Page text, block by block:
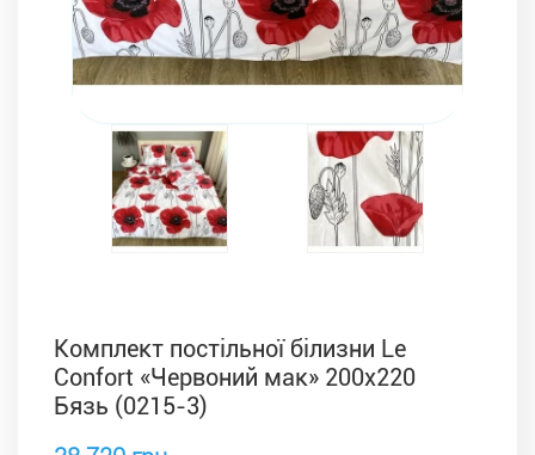
Комплект постільної білизни Le
Confort «Червоний мак» 200x220
Бязь (0215-3)